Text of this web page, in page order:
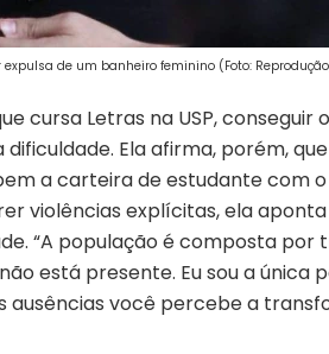
de um banheiro feminino (Foto:
cursa Letras na USP,
Ela afirma, porém,
a carteira de estudante com
violências explícitas, ela
“A população é composta por
está presente. Eu sou a única
ausências você percebe a